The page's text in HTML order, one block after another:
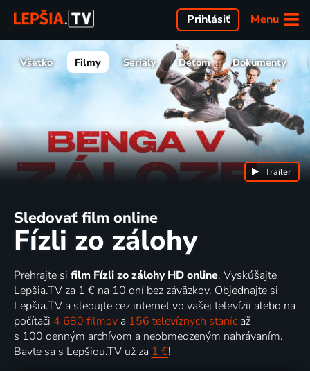
Menu
Prihlásiť
Všetko Filmy Seriály Deťom Dokumenty
Sledovať film online
Fízli zo zálohy
Trailer
Prehrajte si film Fízli zo zálohy HD online. Vyskúšajte
Lepšia.TV za 1 € na 10 dní bez záväzkov. Objednajte si
Lepšia.TV a sledujte cez internet vo vašej televízii alebo na
počítači 4 680 filmov a 156 televíznych staníc až
s 100 denným archívom a neobmedzeným nahrávaním.
Bavte sa s Lepšiou.TV už za 1 €!